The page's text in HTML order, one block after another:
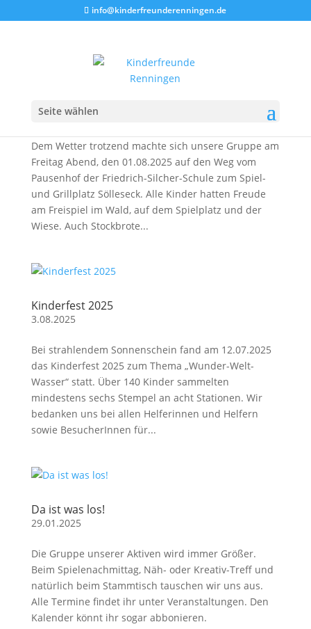
info@kinderfreunderenningen.de
Seite wählen
3.08.2025
Dem Wetter trotzend machte sich unsere Gruppe am
Freitag Abend, den 01.08.2025 auf den Weg vom
Pausenhof der Friedrich-Silcher-Schule zum Spiel-
und Grillplatz Sölleseck. Alle Kinder hatten Freude
am Freispiel im Wald, auf dem Spielplatz und der
Wiese. Auch Stockbrote...
Kinderfest 2025
3.08.2025
Bei strahlendem Sonnenschein fand am 12.07.2025
das Kinderfest 2025 zum Thema „Wunder-Welt-
Wasser“ statt. Über 140 Kinder sammelten
mindestens sechs Stempel an acht Stationen. Wir
bedanken uns bei allen Helferinnen und Helfern
sowie BesucherInnen für...
Da ist was los!
29.01.2025
Die Gruppe unserer Aktiven wird immer Größer.
Beim Spielenachmittag, Näh- oder Kreativ-Treff und
natürlich beim Stammtisch tauschen wir uns aus.
Alle Termine findet ihr unter Veranstaltungen. Den
Kalender könnt ihr sogar abbonieren.